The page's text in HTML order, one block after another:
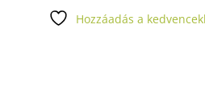
Hozzáadás a